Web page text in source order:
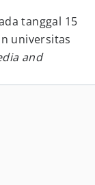
tanggal 15
universitas
and